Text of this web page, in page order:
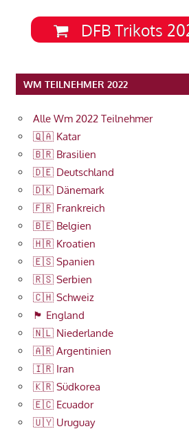
DFB Trikots
WM TEILNEHMER 2022
Alle Wm 2022 Teilnehmer
🇶🇦 Katar
🇧🇷 Brasilien
🇩🇪 Deutschland
🇩🇰 Dänemark
🇫🇷 Frankreich
🇧🇪 Belgien
🇭🇷 Kroatien
🇪🇸 Spanien
🇷🇸 Serbien
🇨🇭 Schweiz
🏴󠁧󠁢󠁥󠁮󠁧󠁿 England
🇳🇱 Niederlande
🇦🇷 Argentinien
🇮🇷 Iran
🇰🇷 Südkorea
🇪🇨 Ecuador
🇺🇾 Uruguay